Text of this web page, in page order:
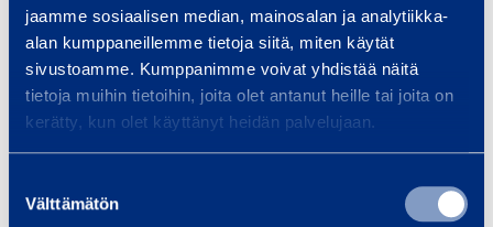
jaamme sosiaalisen median, mainosalan ja analytiikka-
alan kumppaneillemme tietoja siitä, miten käytät
sivustoamme. Kumppanimme voivat yhdistää näitä
tietoja muihin tietoihin, joita olet antanut heille tai joita on
kerätty, kun olet käyttänyt heidän palvelujaan.
valinta
Välttämätön
e
d
l
e
S
a
C
a
r
b
i